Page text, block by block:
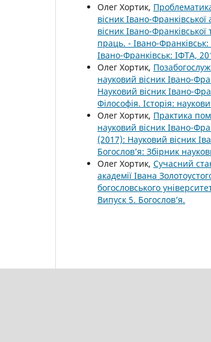
Олег Хортик,
вісник Івано-
вісник Івано-
праць. - Івано-
Івано-Франківськ: ІФТА,
Олег Хортик,
науковий вісник Івано-
Науковий вісник Івано-
Філософія. Історія:
Олег Хортик, Практика
науковий вісник Івано-
(2017): Науковий вісник
Богослов’я: Збірник
Олег Хортик, Сучасний
академії Івана
богословського
Випуск 5. Богослов’я.